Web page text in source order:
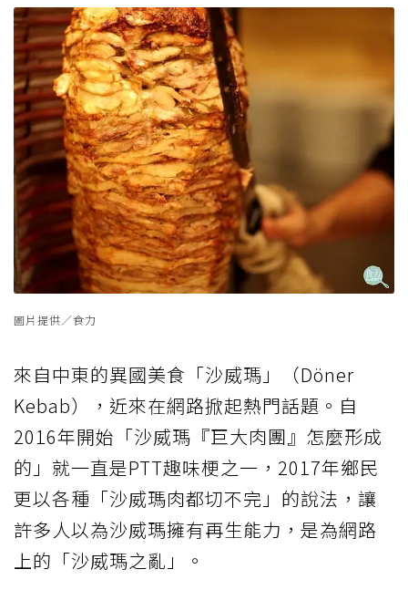
圖片提供／食力
來自中東的異國美食「沙威瑪」（Döner
Kebab），近來在網路掀起熱門話題。自
2016年開始「沙威瑪『巨大肉團』怎麼形成
的」就一直是PTT趣味梗之一，2017年鄉民
更以各種「沙威瑪肉都切不完」的說法，讓
許多人以為沙威瑪擁有再生能力，是為網路
上的「沙威瑪之亂」。